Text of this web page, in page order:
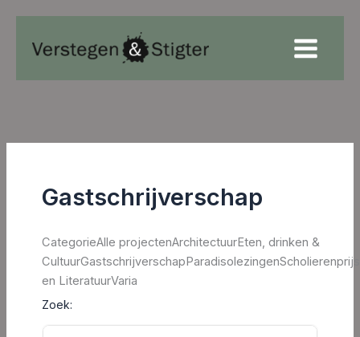
Gastschrijverschap
CategorieAlle projectenArchitectuurEten, drinken &
en LiteratuurVaria
Zoek: